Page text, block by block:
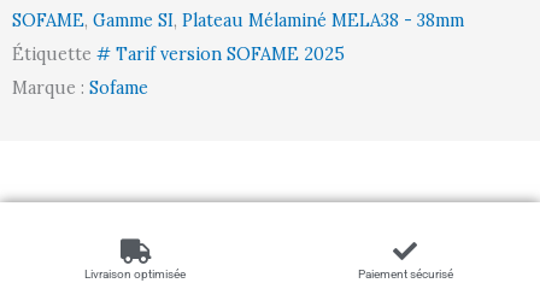
p750
SOFAME, Gamme SI, Plateau Mélaminé MELA38 - 38mm
Étiquette # Tarif version SOFAME 2025
Marque : Sofame
Livraison optimisée Paiement sécurisé